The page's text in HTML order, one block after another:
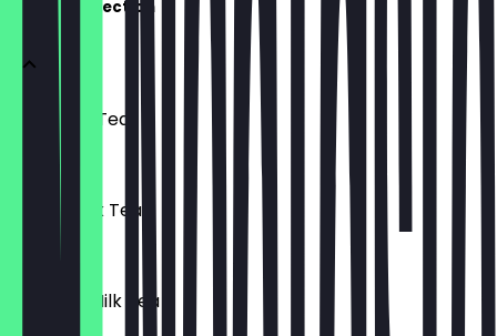
Milk Tea Selection
Pearl Milk Tea
Vanilla Milk Tea
Coconut Milk Tea